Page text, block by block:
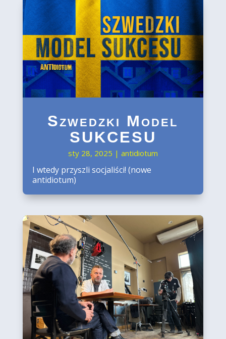
Szwedzki Model
SUKCESU
sty 28, 2025 | antidiotum
I wtedy przyszli socjaliści! (nowe
antidiotum)